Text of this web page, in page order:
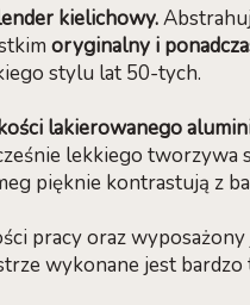
kielichowy.
oryginalny i
stylu lat 50-tych.
lakierowanego
lekkiego tworzywa
pięknie kontrastują z
pracy oraz
wykonane jest bardzo